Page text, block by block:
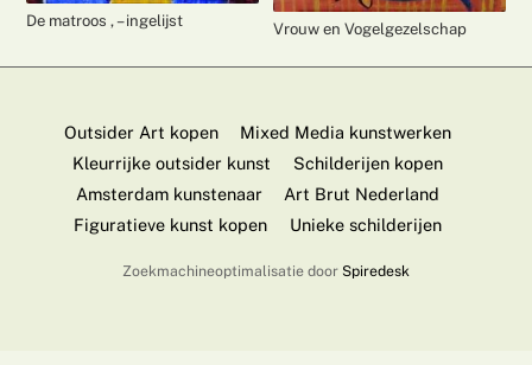
De matroos , – ingelijst Vrouw en Vogelgezelschap
Outsider Art kopen
Mixed Media kunstwerken
Kleurrijke outsider kunst
Schilderijen kopen
Amsterdam kunstenaar
Art Brut Nederland
Figuratieve kunst kopen
Unieke schilderijen
Zoekmachineoptimalisatie door Spiredesk